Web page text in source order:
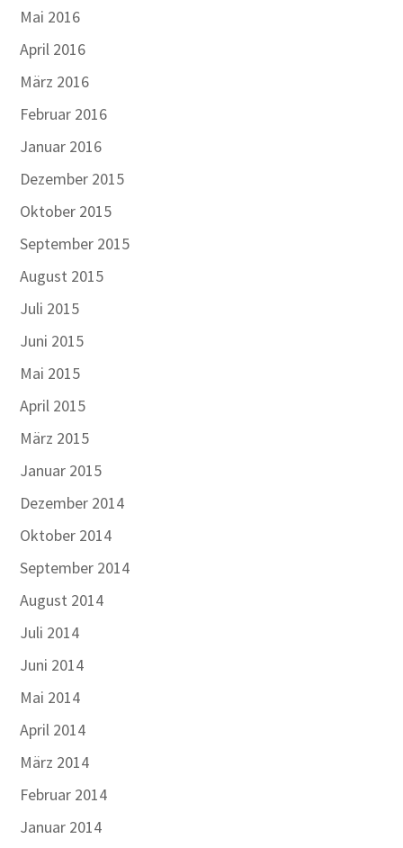
Mai 2016
April 2016
März 2016
Februar 2016
Januar 2016
Dezember 2015
Oktober 2015
September 2015
August 2015
Juli 2015
Juni 2015
Mai 2015
April 2015
März 2015
Januar 2015
Dezember 2014
Oktober 2014
September 2014
August 2014
Juli 2014
Juni 2014
Mai 2014
April 2014
März 2014
Februar 2014
Januar 2014